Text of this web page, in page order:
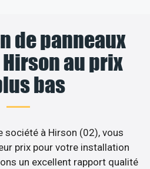
de panneaux
au prix
bas
société à Hirson (02), vous
prix pour votre installation
un excellent rapport qualité